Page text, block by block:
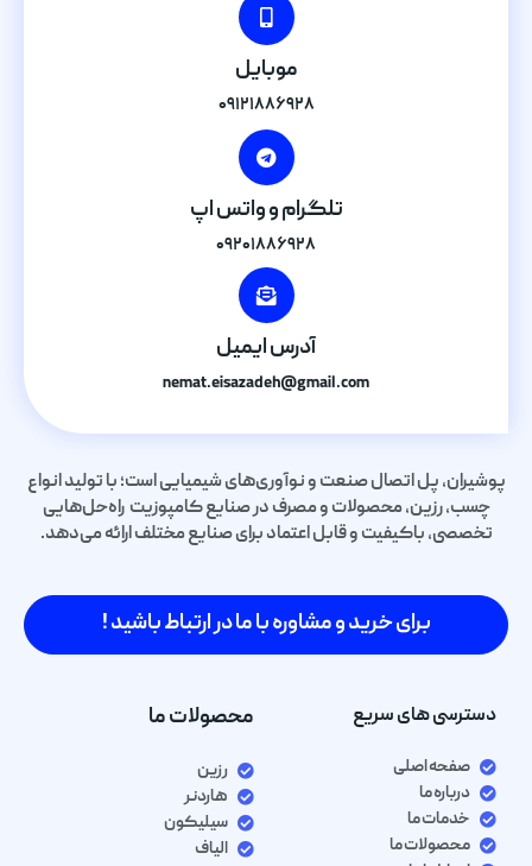
موبایل
۰۹۱۲۱۸۸۶۹۲۸
تلگرام و واتس اپ
۰۹۲۰۱۸۸۶۹۲۸
آدرس ایمیل
nemat.eisazadeh@gmail.com
پوشیران، پل اتصال صنعت و نوآوری‌های شیمیایی است؛ با تولید انواع
چسب، رزین، محصولات و مصرف در صنایع کامپوزیت راه‌حل‌هایی
تخصصی، باکیفیت و قابل اعتماد برای صنایع مختلف ارائه می‌دهد.
برای خرید و مشاوره با ما در ارتباط باشید !
دسترسی های سریع
صفحه اصلی
درباره ما
خدمات ما
محصولات ما
محصولات ما
رزین
هاردنر
سیلیکون
الیاف